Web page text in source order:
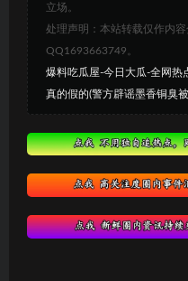
立场。
处理声明：本站转载仅作内
QQ1693663749。
爆料吃瓜屋-今日大瓜-全网热
真的假的(警方辟谣墨香铜臭